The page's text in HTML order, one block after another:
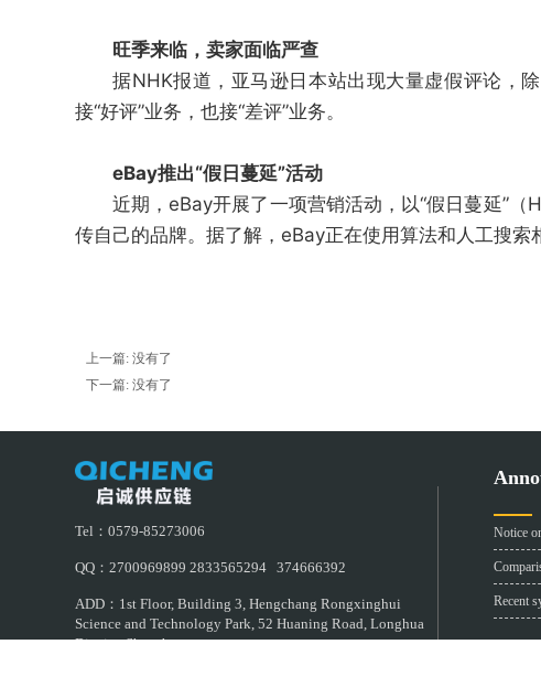
旺季来临，卖家面临严查
据NHK报道，亚马逊日本站出现大量虚假评论，
接“好评”业务，也接“差评”业务。
eBay推出“假日蔓延”活动
近期，eBay开展了一项营销活动，以“假日蔓延”
传自己的品牌。据了解，eBay正在使用算法和人工搜
上一篇: 没有了
下一篇: 没有了
Tel：0579-85273006
QQ：2700969899 2833565294 374666392
ADD：1st Floor, Building 3, Hengchang Rongxinghui
Science and Technology Park, 52 Huaning Road, Longhua
District, Shenzhen
Notice
Recent